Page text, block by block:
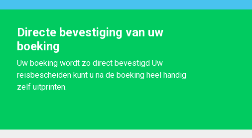
Directe bevestiging van uw
boeking
Uw boeking wordt zo direct bevestigd Uw
reisbescheiden kunt u na de boeking heel handig
zelf uitprinten.